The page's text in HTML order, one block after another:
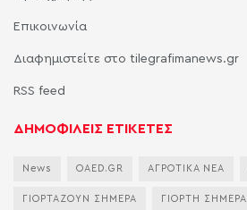
Επικοινωνία
Διαφημιστείτε στο tilegrafimanews.gr
RSS feed
ΔΗΜΟΦΙΛΕΙΣ ΕΤΙΚΕΤΕΣ
News OAED.GR ΑΓΡΟΤΙΚΑ ΝΕΑ
ΓΙΟΡΤΑΖΟΥΝ ΣΗΜΕΡΑ ΓΙΟΡΤΗ ΣΗΜΕΡΑ